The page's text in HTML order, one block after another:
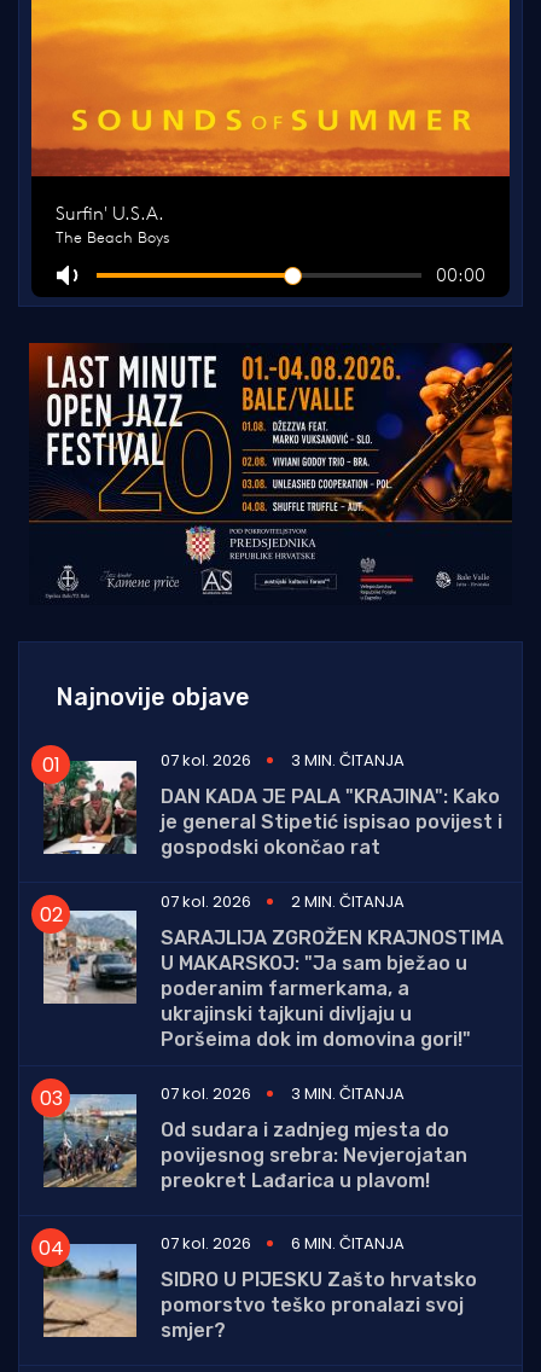
Najnovije objave
07 kol. 2026
3 MIN. ČITANJA
DAN KADA JE PALA "KRAJINA": Kako
je general Stipetić ispisao povijest i
gospodski okončao rat
07 kol. 2026
2 MIN. ČITANJA
SARAJLIJA ZGROŽEN KRAJNOSTIMA
U MAKARSKOJ: "Ja sam bježao u
poderanim farmerkama, a
ukrajinski tajkuni divljaju u
Poršeima dok im domovina gori!"
07 kol. 2026
3 MIN. ČITANJA
Od sudara i zadnjeg mjesta do
povijesnog srebra: Nevjerojatan
preokret Lađarica u plavom!
07 kol. 2026
6 MIN. ČITANJA
SIDRO U PIJESKU Zašto hrvatsko
pomorstvo teško pronalazi svoj
smjer?